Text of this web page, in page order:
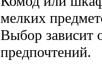
мелких
Выбор зависит
предпочтений.